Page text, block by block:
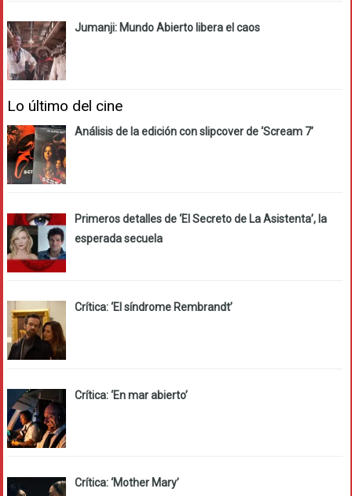
Jumanji: Mundo Abierto libera el caos
Lo último del cine
Análisis de la edición con slipcover de ‘Scream 7’
Primeros detalles de ‘El Secreto de La Asistenta’, la
esperada secuela
Crítica: ‘El síndrome Rembrandt’
Crítica: ‘En mar abierto’
Crítica: ‘Mother Mary’